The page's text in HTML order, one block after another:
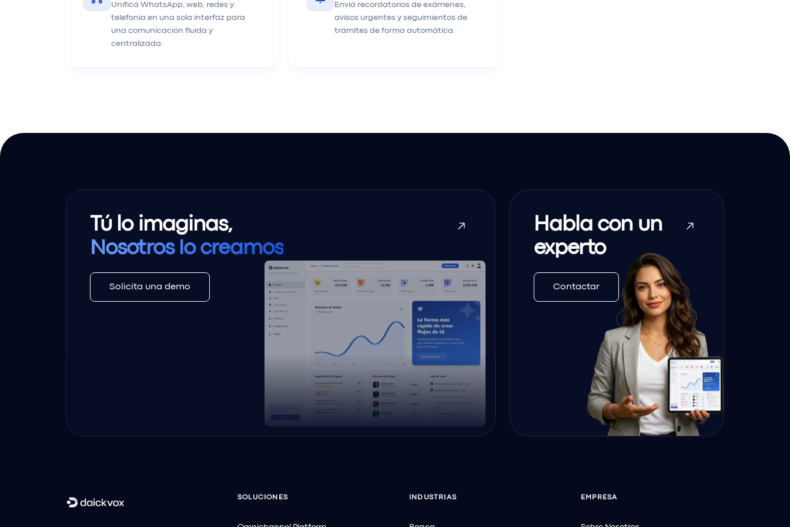
Unificá WhatsApp, web, redes y
telefonía en una sola interfaz para
una comunicación fluida y
centralizada.
Enviá recordatorios de exámenes,
avisos urgentes y seguimientos de
trámites de forma automática.
Tú lo imaginas,
Nosotros lo creamos
Solicita una demo
Habla con un
experto
Contactar
SOLUCIONES INDUSTRIAS EMPRESA